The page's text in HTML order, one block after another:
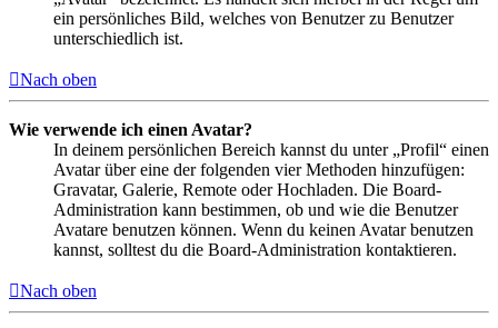
ein persönliches Bild, welches von Benutzer zu Benutzer
unterschiedlich ist.
Nach oben
Wie verwende ich einen Avatar?
In deinem persönlichen Bereich kannst du unter „Profil“ einen
Avatar über eine der folgenden vier Methoden hinzufügen:
Gravatar, Galerie, Remote oder Hochladen. Die Board-
Administration kann bestimmen, ob und wie die Benutzer
Avatare benutzen können. Wenn du keinen Avatar benutzen
kannst, solltest du die Board-Administration kontaktieren.
Nach oben